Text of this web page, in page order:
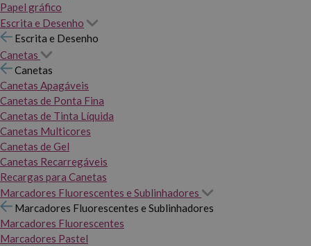
Papel gráfico
Escrita e Desenho
Escrita e Desenho
Canetas
Canetas
Canetas Apagáveis
Canetas de Ponta Fina
Canetas de Tinta Líquida
Canetas Multicores
Canetas de Gel
Canetas Recarregáveis
Recargas para Canetas
Marcadores Fluorescentes e Sublinhadores
Marcadores Fluorescentes e Sublinhadores
Marcadores Fluorescentes
Marcadores Pastel